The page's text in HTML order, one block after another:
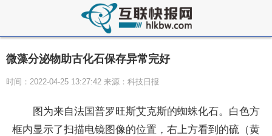
微藻分泌物助古化石保存异常完好
时间：2022-04-25 13:27:42 来源：科技日报
图为来自法国普罗旺斯艾克斯的蜘蛛化石。白色方
框内显示了扫描电镜图像的位置，右上方看到的硫（黄